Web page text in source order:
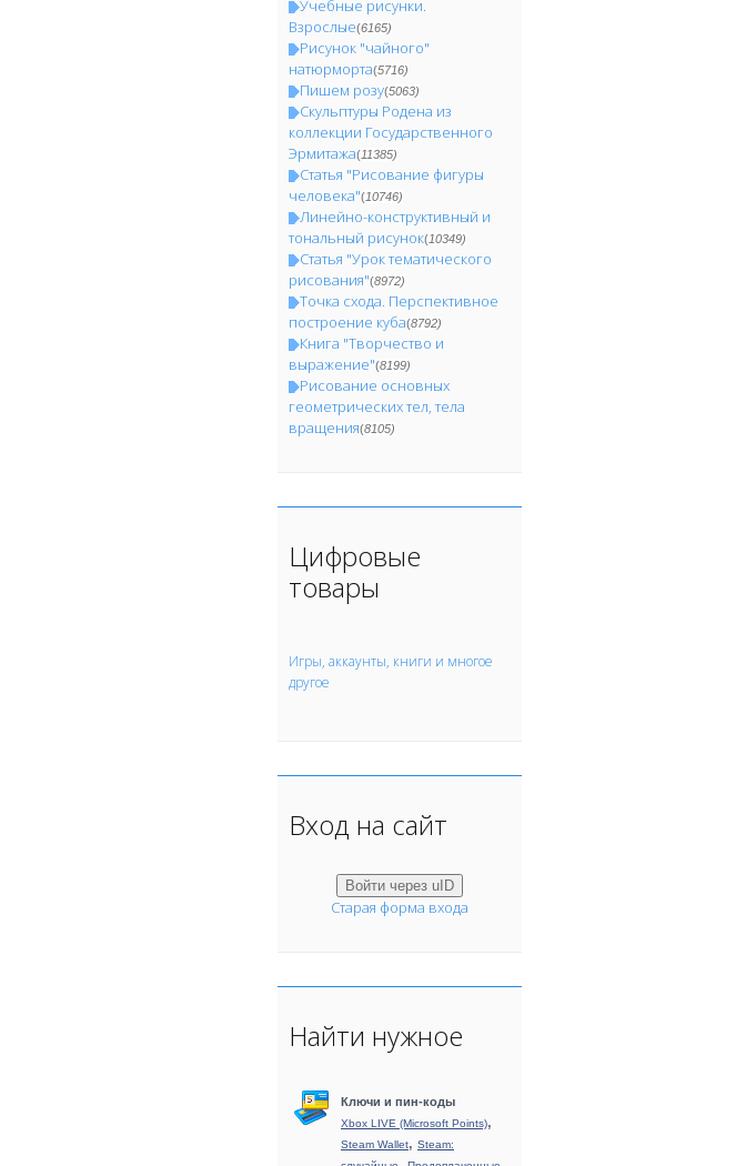
Учебные рисунки.
Взрослые(6165)
Рисунок "чайного"
натюрморта(5716)
Пишем розу(5063)
Скульптуры Родена из
коллекции Государственного
Эрмитажа(11385)
Статья "Рисование фигуры
человека"(10746)
Линейно-конструктивный и
тональный рисунок(10349)
Статья "Урок тематического
рисования"(8972)
Точка схода. Перспективное
построение куба(8792)
Книга "Творчество и
выражение"(8199)
Рисование основных
геометрических тел, тела
вращения(8105)
Цифровые
товары
Игры, аккаунты, книги и многое
другое
Вход на сайт
Войти через uID
Старая форма входа
Найти нужное
Ключи и пин-коды
Xbox LIVE (Microsoft Points),
Steam Wallet, Steam: